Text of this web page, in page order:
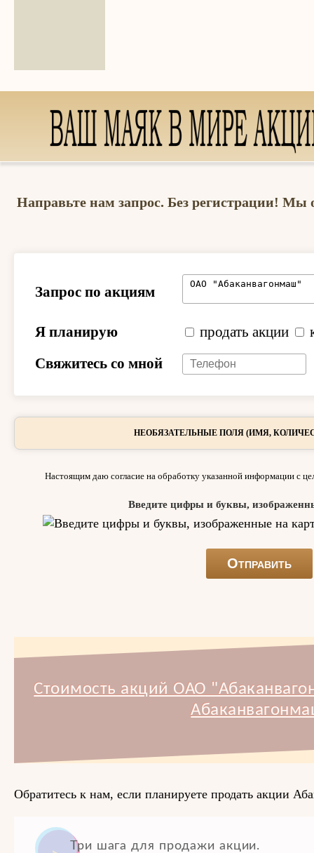
Направьте нам запрос. Без регистрации! Мы
Запрос по акциям
Я планирую продать акции
Свяжитесь со мной
НЕОБЯЗАТЕЛЬНЫЕ ПОЛЯ (ИМЯ,
Настоящим даю согласие на обработку указанной информации с
Введите цифры и буквы,
Стоимость акций ОАО
Обратитесь к нам, если планируете продать акции
Три шага для продажи акции.